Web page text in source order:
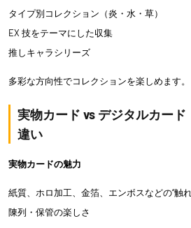
タイプ別コレクション（炎・水・草）
EX 技をテーマにした収集
推しキャラシリーズ
多彩な方向性でコレクションを楽しめます。
実物カード vs デジタルカー
違い
実物カードの魅力
紙質、ホロ加工、金箔、エンボスなどの“触
陳列・保管の楽しさ